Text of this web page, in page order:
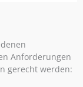
Anforderungen
gerecht werden: